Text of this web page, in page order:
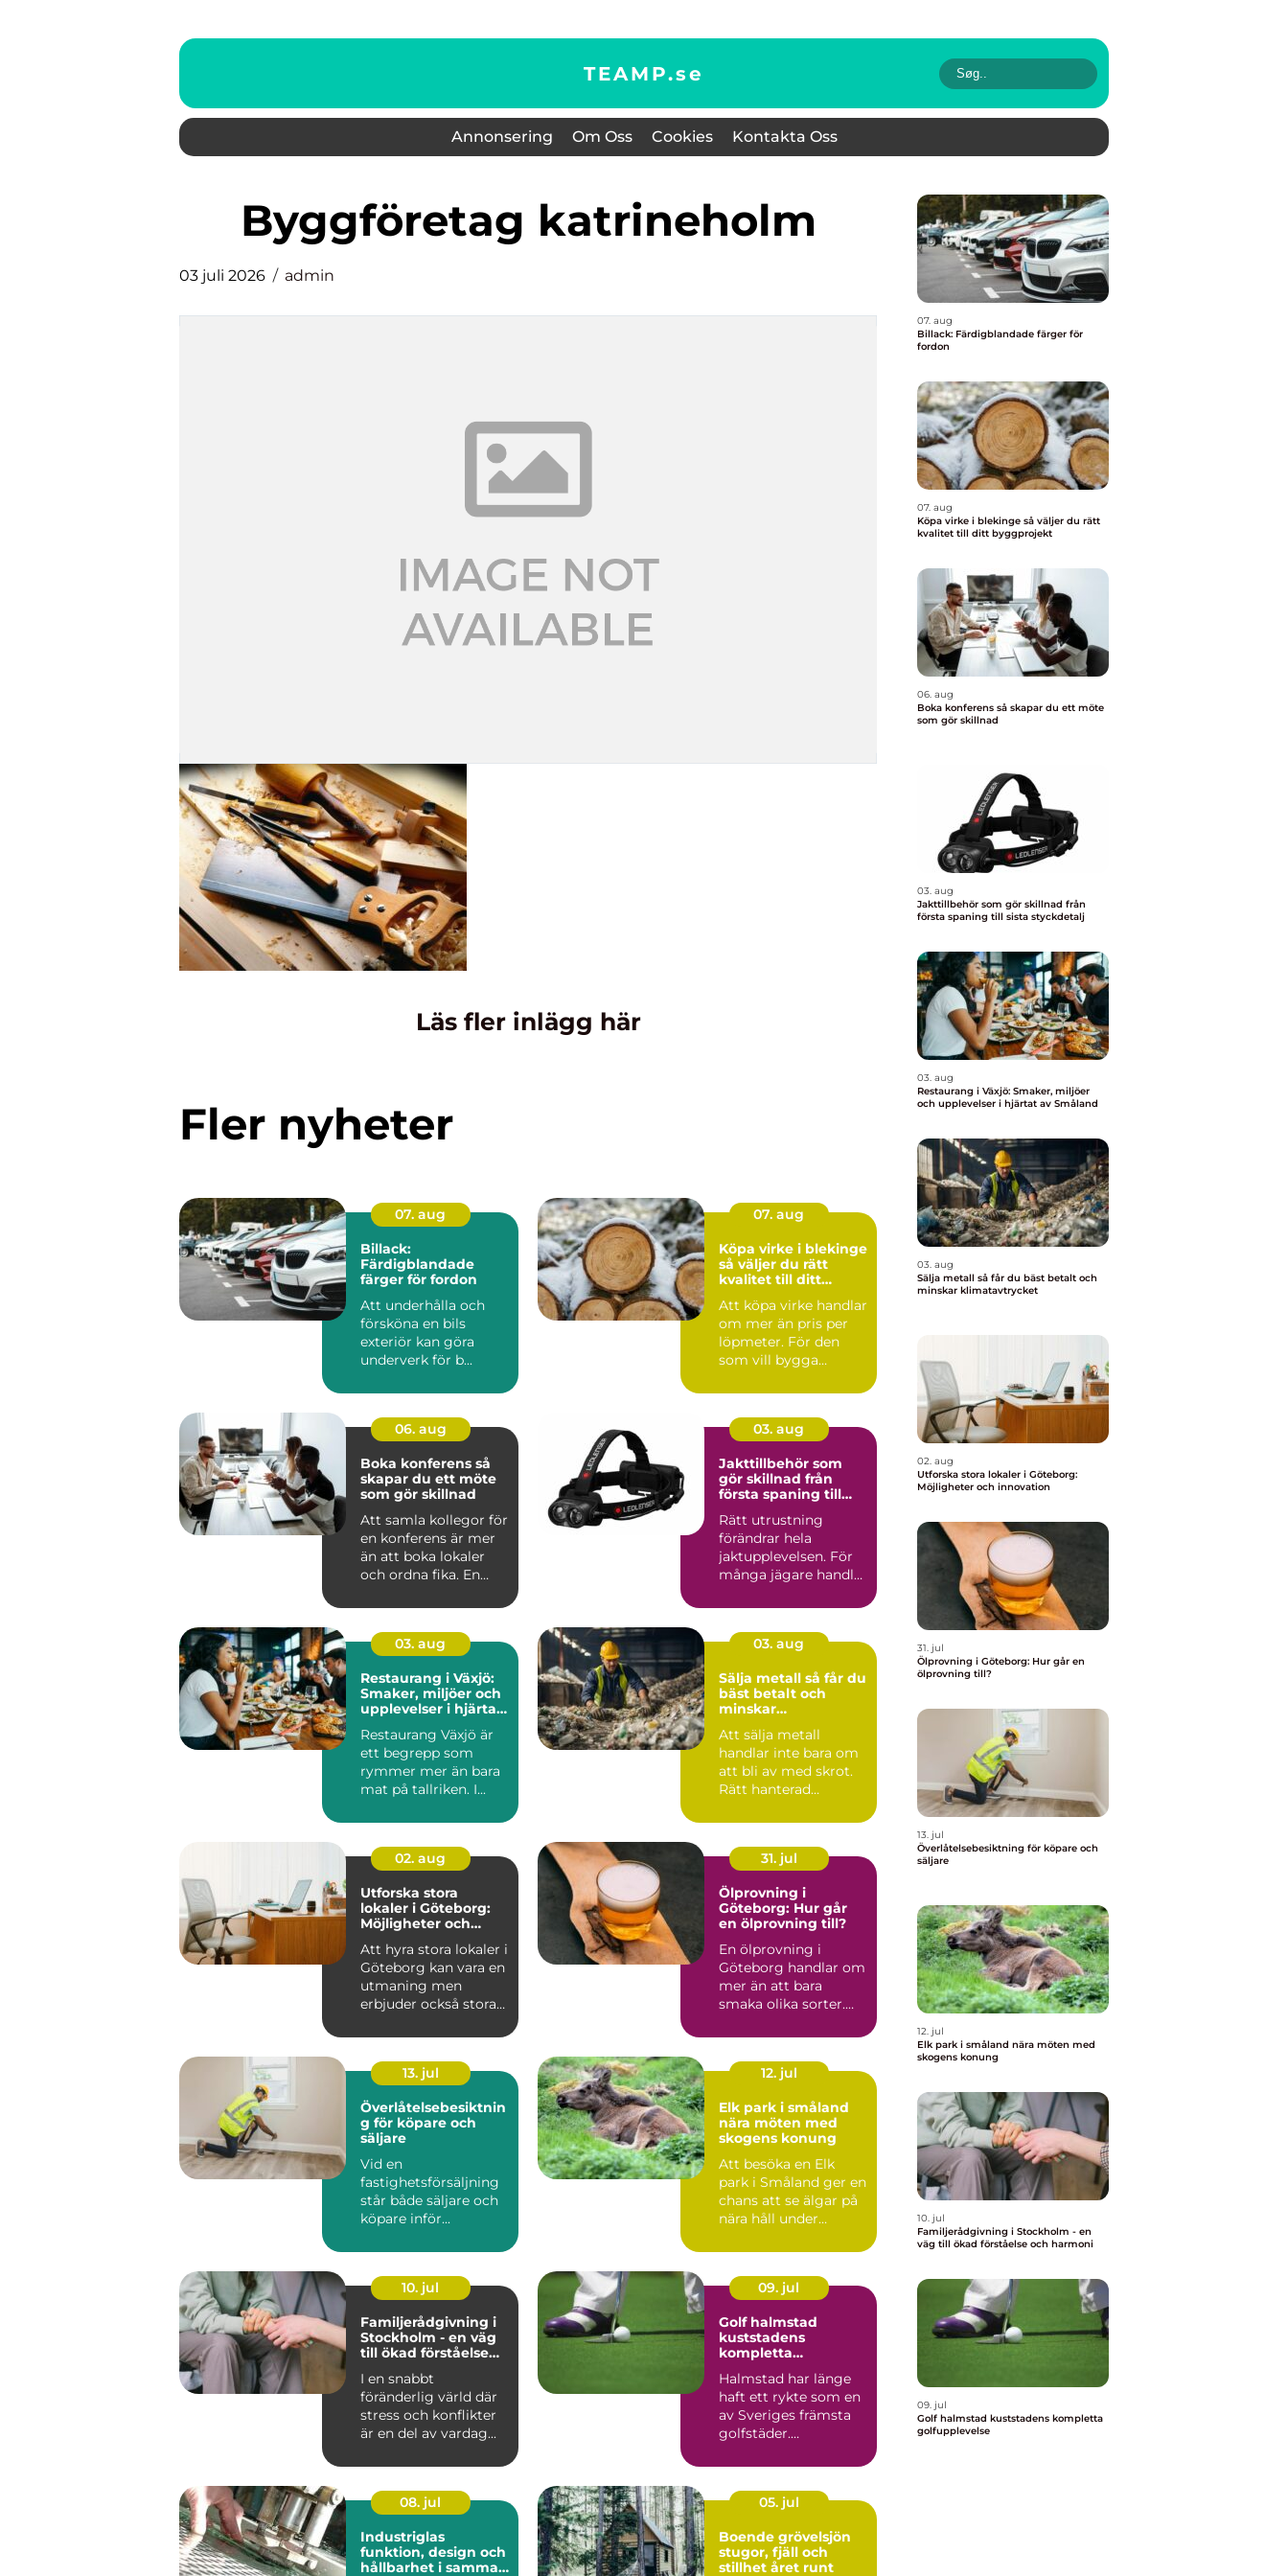
TEAMP.se
Annonsering Om Oss Cookies Kontakta Oss
byggföretag katrineholm
03 juli 2026 admin
Läs fler inlägg här
Fler nyheter
07. aug
Billack:
Färdigblandade
färger för fordon
Att underhålla och
försköna en bils
exteriör kan göra
underverk för b...
07. aug
Köpa virke i blekinge
så väljer du rätt
kvalitet till ditt
Att köpa virke handlar
om mer än pris per
löpmeter. För den
som vill bygga
funk...
06. aug
Boka konferens så
skapar du ett möte
som gör skillnad
Att samla kollegor för
en konferens är mer
än att boka lokaler
och ordna fika. En
03. aug
Jakttillbehör som
gör skillnad från
första spaning till
Rätt utrustning
förändrar hela
jaktupplevelsen. För
många jägare handlar
mest pr...
03. aug
Restaurang i Växjö:
Smaker, miljöer och
upplevelser i hjärtat
Restaurang Växjö är
ett begrepp som
rymmer mer än bara
mat på tallriken. I...
03. aug
Sälja metall så får du
bäst betalt och
minskar
Att sälja metall
handlar inte bara om
att bli av med skrot.
Rätt hanterad
vär...
02. aug
Utforska stora
lokaler i Göteborg:
Möjligheter och
Att hyra stora lokaler i
Göteborg kan vara en
utmaning men
erbjuder också stora
31. jul
Ölprovning i
Göteborg: Hur går
en ölprovning till?
En ölprovning i
Göteborg handlar om
mer än att bara
smaka olika sorter.
13. jul
Överlåtelsebesiktnin
g för köpare och
säljare
Vid en
fastighetsförsäljning
står både säljare och
köpare inför...
12. jul
Elk park i småland
nära möten med
skogens konung
Att besöka en Elk
park i Småland ger en
chans att se älgar på
nära håll under
for...
10. jul
Familjerådgivning i
Stockholm - en väg
till ökad förståelse
I en snabbt
föränderlig värld där
stress och konflikter
är en del av vardag...
09. jul
Golf halmstad
kuststadens
kompletta
Halmstad har länge
haft ett rykte som en
av Sveriges främsta
golfstäder.
havsnära b...
08. jul
Industriglas
funktion, design och
hållbarhet i samma
05. jul
Boende grövelsjön
stugor, fjäll och
stillhet året runt
07. aug
Billack: Färdigblandade färger för
fordon
07. aug
Köpa virke i blekinge så väljer du rätt
kvalitet till ditt byggprojekt
06. aug
Boka konferens så skapar du ett möte
som gör skillnad
03. aug
Jakttillbehör som gör skillnad från
första spaning till sista styckdetalj
03. aug
Restaurang i Växjö: Smaker, miljöer
och upplevelser i hjärtat av Småland
03. aug
Sälja metall så får du bäst betalt och
minskar klimatavtrycket
02. aug
Utforska stora lokaler i Göteborg:
Möjligheter och innovation
31. jul
Ölprovning i Göteborg: Hur går en
ölprovning till?
13. jul
Överlåtelsebesiktning för köpare och
säljare
12. jul
Elk park i småland nära möten med
skogens konung
10. jul
Familjerådgivning i Stockholm - en
väg till ökad förståelse och harmoni
09. jul
Golf halmstad kuststadens kompletta
golfupplevelse